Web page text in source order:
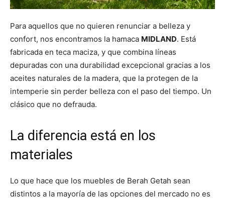
Para aquellos que no quieren renunciar a belleza y
confort, nos encontramos la hamaca MIDLAND. Está
fabricada en teca maciza, y que combina líneas
depuradas con una durabilidad excepcional gracias a los
aceites naturales de la madera, que la protegen de la
intemperie sin perder belleza con el paso del tiempo. Un
clásico que no defrauda.
La diferencia está en los
materiales
Lo que hace que los muebles de Berah Getah sean
distintos a la mayoría de las opciones del mercado no es